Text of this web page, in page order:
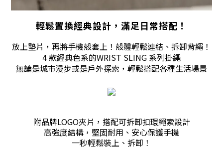
輕鬆置換經典設計，滿足日常搭配！
放上墊片 ，再將手機殼套上 ！殼體輕鬆連結 、拆卸背繩！
4 款經典色系的WRIST SLING 系列掛繩
無論是城市漫步或是戶外探索，輕鬆搭配各種生活場景
附品牌LOGO夾片，搭配可拆卸扣環繩索設計
高強度結構，堅固耐用、安心保護手機
一秒輕鬆裝上、拆卸！